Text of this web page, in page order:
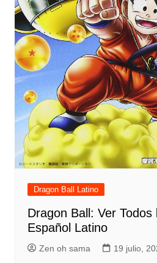
Dragon Ball Latino
Dragon Ball: Ver
Español Latino
Zen oh sama 19 julio,